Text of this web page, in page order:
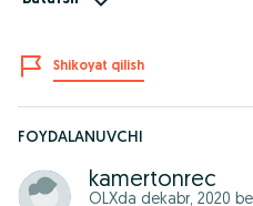
Специальные кнопки,
с лёгкостью управлять
Cеквенсором прямо с миди-
ASCII-сообщения для для
посылов
9 слайдеров с auto-mute для
8 назначаемых вращающихся
8 чувствительных пэдов
Shikoyat qilish
FOYDALANUVCHI
kamertonrec
OLXda dekabr, 2020